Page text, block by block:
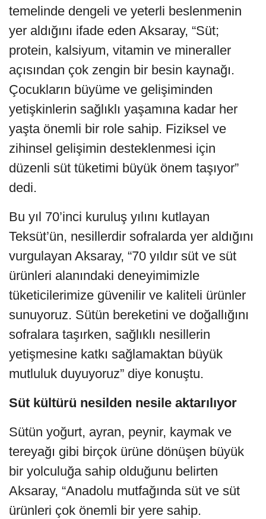
temelinde dengeli ve yeterli beslenmenin
yer aldığını ifade eden Aksaray, “Süt;
protein, kalsiyum, vitamin ve mineraller
açısından çok zengin bir besin kaynağı.
Çocukların büyüme ve gelişiminden
yetişkinlerin sağlıklı yaşamına kadar her
yaşta önemli bir role sahip. Fiziksel ve
zihinsel gelişimin desteklenmesi için
düzenli süt tüketimi büyük önem taşıyor”
dedi.
Bu yıl 70’inci kuruluş yılını kutlayan
Teksüt’ün, nesillerdir sofralarda yer aldığını
vurgulayan Aksaray, “70 yıldır süt ve süt
ürünleri alanındaki deneyimimizle
tüketicilerimize güvenilir ve kaliteli ürünler
sunuyoruz. Sütün bereketini ve doğallığını
sofralara taşırken, sağlıklı nesillerin
yetişmesine katkı sağlamaktan büyük
mutluluk duyuyoruz” diye konuştu.
Süt kültürü nesilden nesile aktarılıyor
Sütün yoğurt, ayran, peynir, kaymak ve
tereyağı gibi birçok ürüne dönüşen büyük
bir yolculuğa sahip olduğunu belirten
Aksaray, “Anadolu mutfağında süt ve süt
ürünleri çok önemli bir yere sahip.